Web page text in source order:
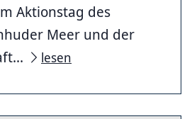
Aktionstag des
Meer und der
lesen